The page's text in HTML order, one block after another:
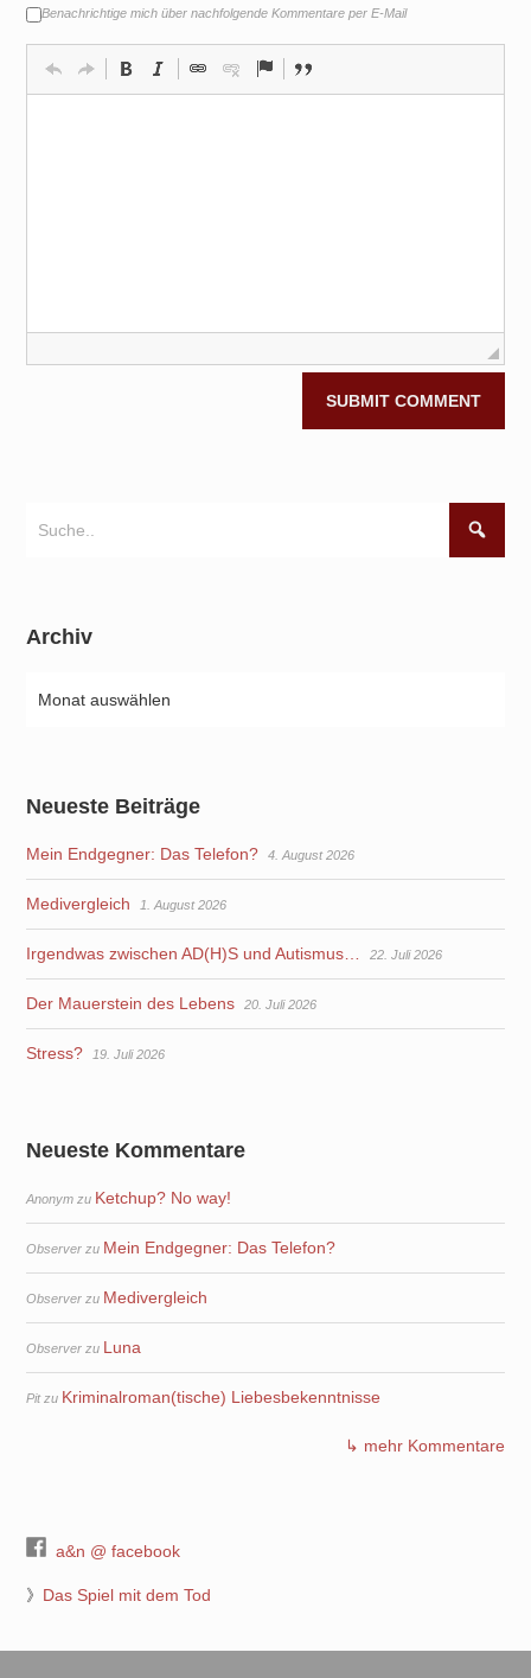
Benachrichtige mich über nachfolgende Kommentare per E-Mail
Archiv
Neueste Beiträge
Mein Endgegner: Das Telefon? 4. August 2026
Medivergleich 1. August 2026
Irgendwas zwischen AD(H)S und Autismus… 22. Juli 2026
Der Mauerstein des Lebens 20. Juli 2026
Stress? 19. Juli 2026
Neueste Kommentare
Anonym zu Ketchup? No way!
Observer zu Mein Endgegner: Das Telefon?
Observer zu Medivergleich
Observer zu Luna
Pitzu Kriminalroman(tische) Liebesbekenntnisse
↳ mehr Kommentare
a&n @ facebook
》 Das Spiel mit dem Tod